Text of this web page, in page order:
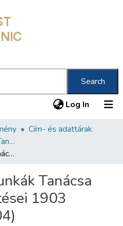
Search
Log In (current)
Cím- és adattárak
A Fővárosi Közmunkák Tanácsa hivatalos jelentései 1870-1944
Fővárosi Közmunkák Tanácsa hivatalos jelentései 1903 (Budapest, 1904)
Tanácsa
1903